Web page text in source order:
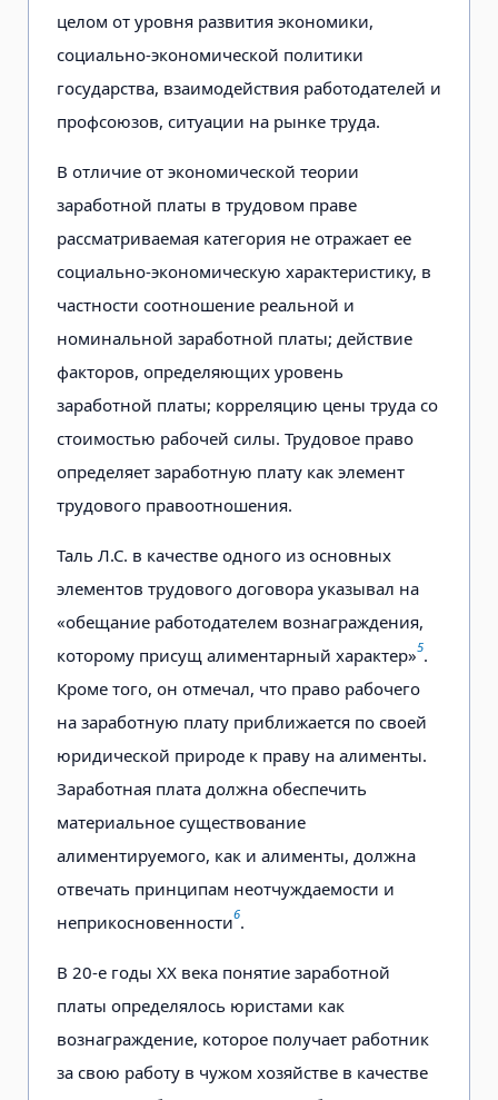
целом от уровня развития экономики,
социально-экономической политики
государства, взаимодействия работодателей и
профсоюзов, ситуации на рынке труда.
В отличие от экономической теории
заработной платы в трудовом праве
рассматриваемая категория не отражает ее
социально-экономическую характеристику, в
частности соотношение реальной и
номинальной заработной платы; действие
факторов, определяющих уровень
заработной платы; корреляцию цены труда со
стоимостью рабочей силы. Трудовое право
определяет заработную плату как элемент
трудового правоотношения.
Таль Л.С. в качестве одного из основных
элементов трудового договора указывал на
«обещание работодателем вознаграждения,
которому присущ алиментарный характер»5.
Кроме того, он отмечал, что право рабочего
на заработную плату приближается по своей
юридической природе к праву на алименты.
Заработная плата должна обеспечить
материальное существование
алиментируемого, как и алименты, должна
отвечать принципам неотчуждаемости и
неприкосновенности6.
В 20-е годы XX века понятие заработной
платы определялось юристами как
вознаграждение, которое получает работник
за свою работу в чужом хозяйстве в качестве